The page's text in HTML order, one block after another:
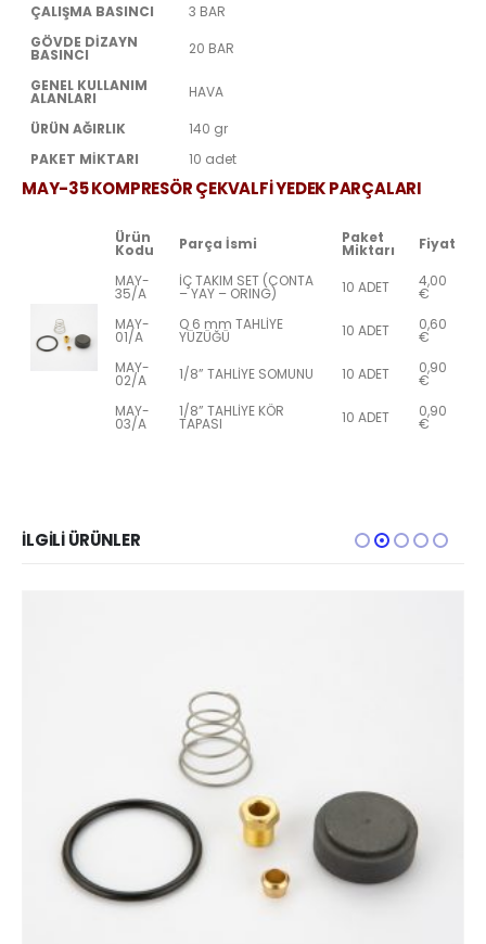
ÇALIŞMA BASINCI
3 BAR
GÖVDE DİZAYN
BASINCI
20 BAR
GENEL KULLANIM
ALANLARI
HAVA
ÜRÜN AĞIRLIK
140 gr
PAKET MİKTARI
10 adet
MAY-35 KOMPRESÖR ÇEKVALFİ YEDEK PARÇALARI
Ürün
Kodu Parça İsmi Paket
Miktarı
Fiyat
MAY-
35/A
İÇ TAKIM SET (CONTA
– YAY – ORING) 10 ADET 4,00
€
MAY-
01/A
Q 6 mm TAHLİYE
YÜZÜĞÜ 10 ADET 0,60
€
MAY-
02/A 1/8” TAHLİYE SOMUNU 10 ADET 0,90
€
MAY-
03/A
1/8” TAHLİYE KÖR
TAPASI 10 ADET 0,90
€
İLGILI ÜRÜNLER